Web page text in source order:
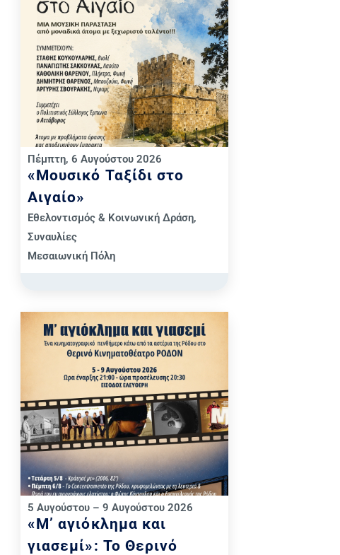
Πέμπτη, 6 Αυγούστου 2026
«Μουσικό Ταξίδι στο
Αιγαίο»
Εθελοντισμός & Κοινωνική Δράση,
Συναυλίες
Μεσαιωνική Πόλη
5 Αυγούστου – 9 Αυγούστου 2026
«Μ’ αγιόκλημα και
γιασεμί»: Το Θερινό